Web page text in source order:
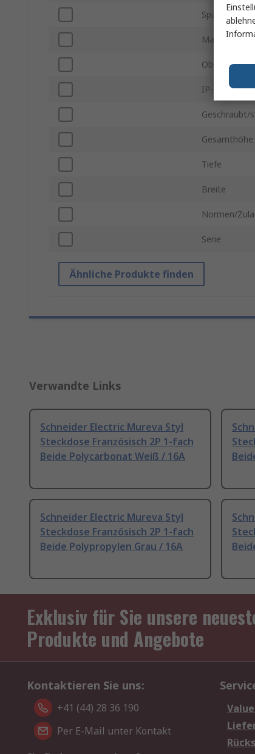
Spannung
Material
Oberfächen
IP-Schutzart
Geschraubt/
Gesamthöhe
Tiefe
Breite
Normen/
Serie
Ähnliche Produkte finden
Verwandte Links
Schneider Electric Mureva Styl
Steckdose Französisch 2P 1-fach
Beide Polycarbonat Weiß / 16A
Schneider Electric Mureva Styl
Steckdose Französisch 2P 1-fach
Beide Polypropylen Grau / 16A
Exklusiv für Sie unsere
Produkte und Angebote
Kontaktieren Sie uns:
+41 (44) 28 36 190
Per E-Mail unter Kontakt